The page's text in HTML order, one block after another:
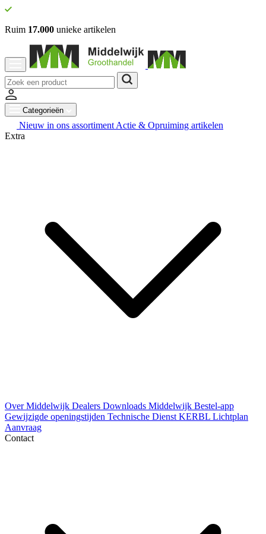
Ruim 17.000 unieke artikelen
Categorieën
Nieuw in ons assortiment Actie & Opruiming artikelen
Extra
Over Middelwijk Dealers Downloads Middelwijk Bestel-app
Gewijzigde openingstijden Technische Dienst KERBL Lichtplan
Aanvraag
Contact